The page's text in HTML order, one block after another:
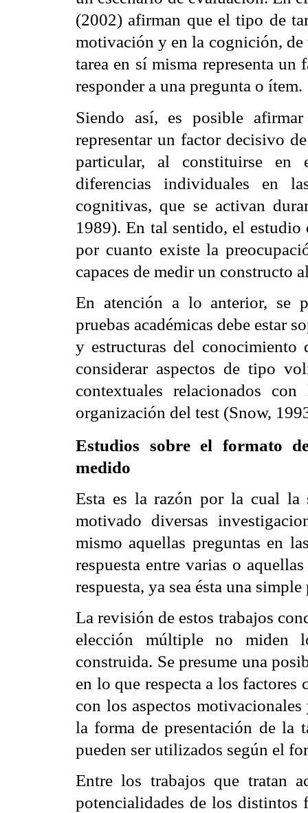
(2002) afirman que el tipo de
motivación y en la cognición, de
tarea en sí misma representa
responder a una pregunta o ítem.
Siendo así, es posible
representar un factor decisivo
particular, al constituirse en
diferencias individuales en
cognitivas, que se activan
1989). En tal sentido, el
por cuanto existe la
capaces de medir un constructo
En atención a lo anterior, se
pruebas académicas debe estar
y estructuras del conocimiento
considerar aspectos de tipo
contextuales relacionados
organización del test (Snow,
Estudios sobre el formato
medido
Esta es la razón por la cual la
motivado diversas
mismo aquellas preguntas en
respuesta entre varias o
respuesta, ya sea ésta una
La revisión de estos trabajos
elección múltiple no miden
construida. Se presume una
en lo que respecta a los
con los aspectos
la forma de presentación de la
pueden ser utilizados según el
Entre los trabajos que tratan
potencialidades de los distintos